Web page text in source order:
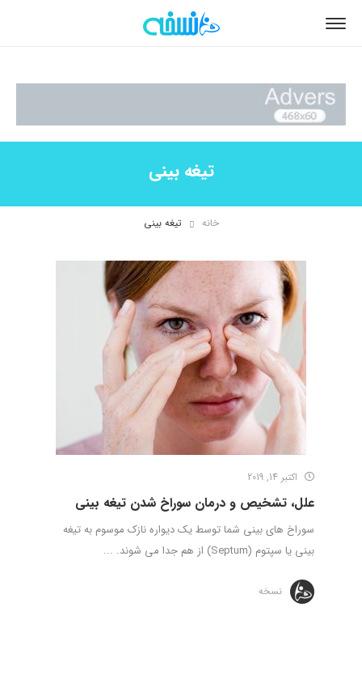
تیغه بینی
خانه تیغه بینی
اکتبر 14, 2019
علل، تشخیص و درمان سوراخ شدن تیغه بینی
سوراخ های بینی شما توسط یک دیواره نازک موسوم به تیغه
بینی یا سپتوم (Septum) از هم جدا می شوند. ...
نسخه